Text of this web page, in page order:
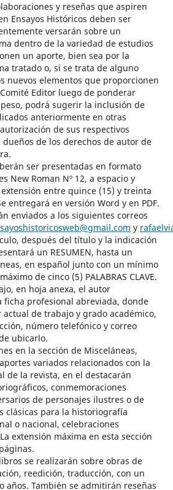
y reseñas que aspiren
Ensayos Históricos deben ser
versarán sobre un
dentro de la variedad de estudios
un aporte, bien sea por la
tratado o, si se trata de alguno
nuevos elementos que proporcionen
Editor luego de ponderar
podrá sugerir la inclusión de
anteriormente en otras
de sus respectivos
dueños de los derechos de autor de
ser presentadas en formato
New Roman Nº 12, a espacio y
entre quince (15) y treinta
entregará en versión Word y en PDF.
enviados a los siguientes correos
y
después del título y la indicación
un RESUMEN, hasta un
en español junto con un mínimo
de cinco (5) PALABRAS CLAVE.
en hoja anexa, el autor
ficha profesional abreviada, donde
de trabajo y grado académico,
número telefónico y correo
ubicarlo.
en la sección de Misceláneas,
variados relacionados con la
de la revista, en el destacarán
conmemoraciones
de personajes ilustres o de
clásicas para la historiografía
o nacional, celebraciones
extensión máxima en esta sección
se realizarán sobre obras de
reedición, traducción, con un
años. También se admitirán reseñas